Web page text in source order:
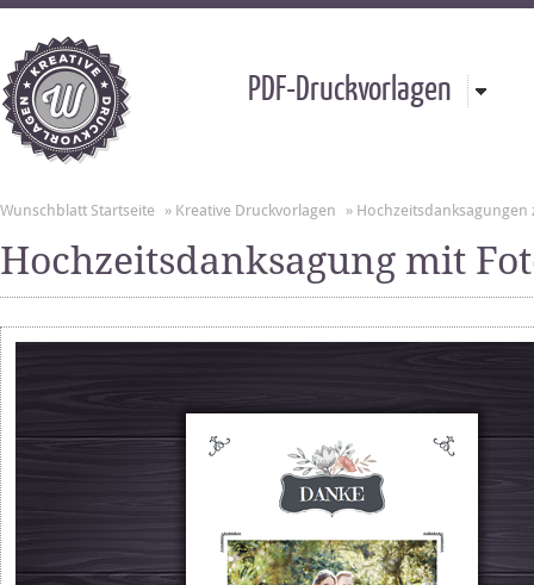
PDF-Druckvorlagen
Wunschblatt Startseite » Kreative Druckvorlagen »
Hochzeitsdanksagung mit